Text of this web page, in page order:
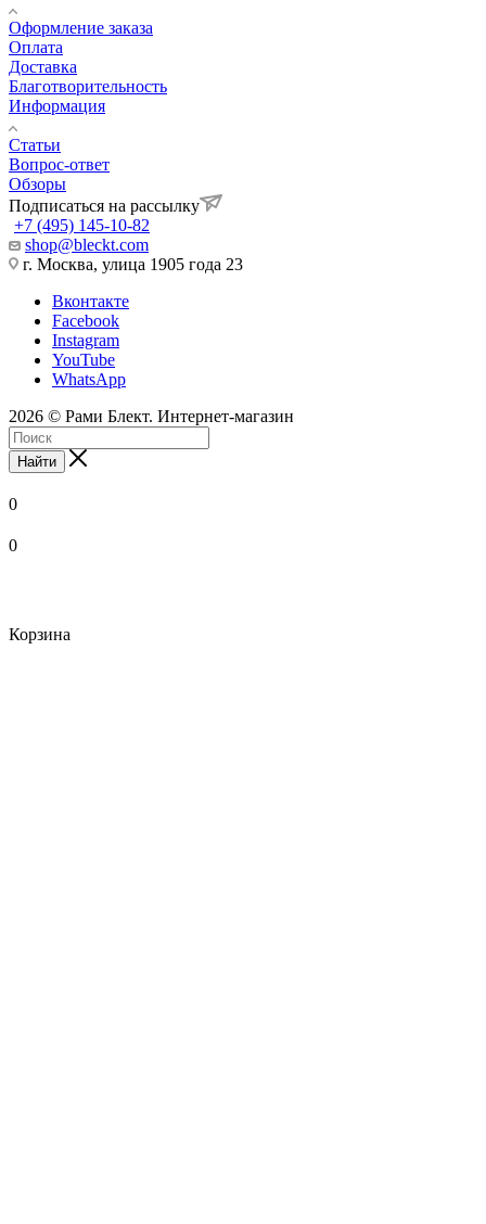
Оформление заказа
Оплата
Доставка
Благотворительность
Информация
Статьи
Вопрос-ответ
Обзоры
Подписаться на рассылку
+7 (495) 145-10-82
shop@bleckt.com
г. Москва, улица 1905 года 23
Вконтакте
Facebook
Instagram
YouTube
WhatsApp
2026 © Рами Блект. Интернет-магазин
Найти
0
0
Корзина